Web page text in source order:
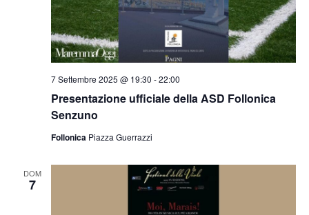
Presentazione ufficiale della ASD Follonica
Senzuno
7 Settembre 2025 @ 19:30 -22:00
Follonica Piazza Guerrazzi
DOM
7